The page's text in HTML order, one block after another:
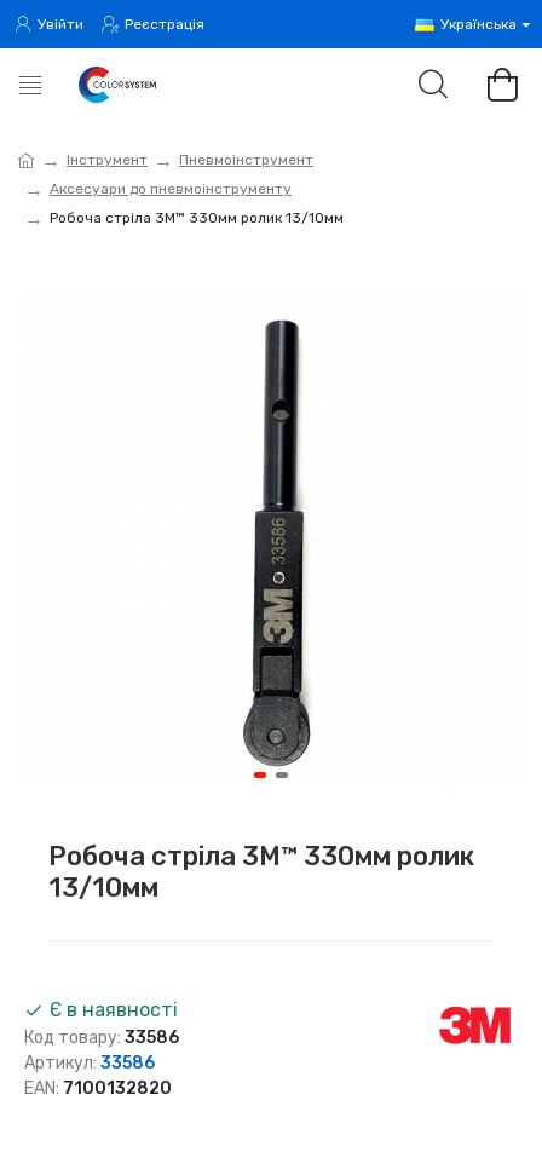
Увійти Реєстрація Українська
Інструмент
Пневмоінструмент
Аксесуари до пневмоінструменту
Робоча стріла 3M™ 330мм ролик 13/10мм
Робоча стріла 3M™ 330мм ролик
13/10мм
Є в наявності
Код товару: 33586
Артикул: 33586
EAN: 7100132820